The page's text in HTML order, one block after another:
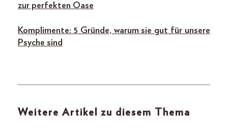
zur perfekten Oase
Komplimente: 5 Gründe, warum sie gut für unsere
Psyche sind
Weitere Artikel zu diesem Thema